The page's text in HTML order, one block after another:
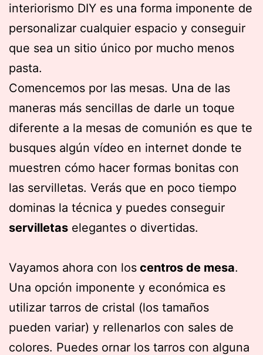
interiorismo DIY es una forma imponente de
personalizar cualquier espacio y conseguir
que sea un sitio único por mucho menos
pasta.
Comencemos por las mesas. Una de las
maneras más sencillas de darle un toque
diferente a la mesas de comunión es que te
busques algún vídeo en internet donde te
muestren cómo hacer formas bonitas con
las servilletas. Verás que en poco tiempo
dominas la técnica y puedes conseguir
servilletas elegantes o divertidas.
Vayamos ahora con los centros de mesa.
Una opción imponente y económica es
utilizar tarros de cristal (los tamaños
pueden variar) y rellenarlos con sales de
colores. Puedes ornar los tarros con alguna